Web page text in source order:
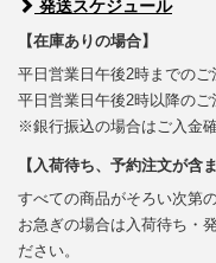
発送スケジュール
【在庫ありの場合】
平日営業日午後2時までのご
平日営業日午後2時以降の
※銀行振込の場合はご入金
【入荷待ち、予約注文が含
すべての商品がそろい次第
お急ぎの場合は入荷待ち・
ださい。